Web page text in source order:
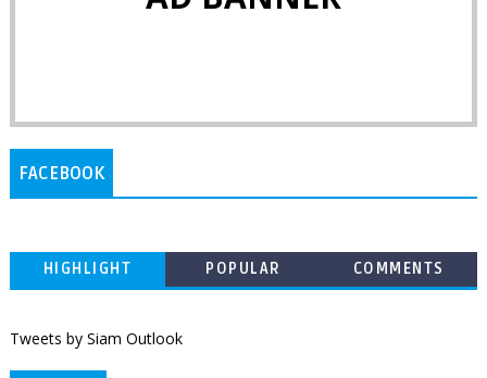
FACEBOOK
HIGHLIGHT POPULAR COMMENTS
Tweets by Siam Outlook